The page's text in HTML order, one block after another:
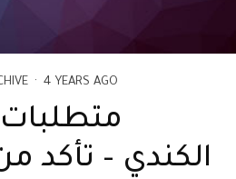
· 4 YEARS AGO
الكندي – تأكد